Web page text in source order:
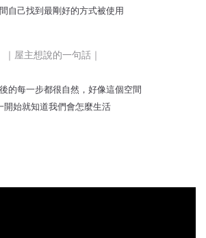
自己找到最剛好的方式被使用
｜屋主想說的一句話｜
的每一步都很自然，好像這個空間
開始就知道我們會怎麼生活